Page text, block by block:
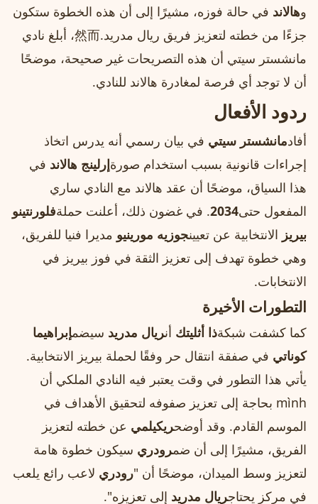
وهالاند في حالة فوزه، مشيرًا إلى أن هذه الخطوة ستكون
جزءًا من خطته لتعزيز فريق ريال مدريد.然而، أبلغ نادي
مانشستر سيتي أن هذه التصريحات غير صحيحة، موضحًا
أن لا توجد أي فرصة لمغادرة هالاند للنادي.
ردود الأفعال
أفادمانشستر سيتي في بيان رسمي أنه يدرس اتخاذ
إجراءات قانونية بسبب استخدام صورةإرلينج هالاند في
هذا السياق، موضحًا أن عقد هالاند مع النادي ساري
المفعول حتى2034. في غضون ذلك، أعلنت حملةفلورنتينو
بيريز الانتخابية عن تعيينجوزيه مورينيو مديرا فنيا للفريق،
وهي خطوة تهدف إلى تعزيز الثقة في فوز بيريز في
الانتخابات.
التطورات الأخيرة
كما كشفت شبكةذا أثليتك أنريال مدريد سيضمإبراهيما
كوناتي في صفقة انتقال حر وفقًا لحملة بيريز الانتخابية.
يأتي هذا التطور في وقت يعتبر فيه النادي الملكي أن
mình بحاجة إلى تعزيز صفوفه لتحقيق الأهداف في
الموسم القادم. وقد أوضحريكيلمي عن خطته لتعزيز
الفريق، مشيرًا إلى أن ضمرودري سيكون خطوة هامة
لتعزيز وسط الميدان، موضحًا أن "رودري لاعب رائع يلعب
في مركز يحتاجريال مدريد إلى تعزيزه".